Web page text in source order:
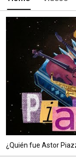
¿Quién fue Astor